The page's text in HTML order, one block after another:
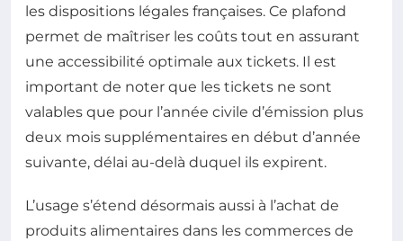
les dispositions légales françaises. Ce plafond
permet de maîtriser les coûts tout en assurant
une accessibilité optimale aux tickets. Il est
important de noter que les tickets ne sont
valables que pour l’année civile d’émission plus
deux mois supplémentaires en début d’année
suivante, délai au-delà duquel ils expirent.
L’usage s’étend désormais aussi à l’achat de
produits alimentaires dans les commerces de